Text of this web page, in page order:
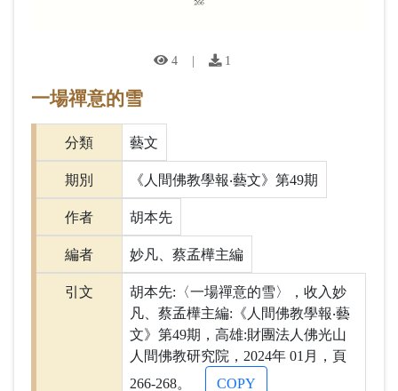
4 | 1
一場禪意的雪
分類 藝文
期別 《人間佛教學報‧藝文》第49期
作者 胡本先
編者 妙凡、蔡孟樺主編
引文
胡本先:〈一場禪意的雪〉，收入妙
凡、蔡孟樺主編:《人間佛教學報‧藝
文》第49期，高雄:財團法人佛光山
人間佛教研究院，2024年 01月，頁
266-268。
COPY